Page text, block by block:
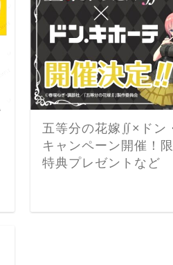
五等分の花嫁∬×ドン
キャンペーン開催！
特典プレゼントなど